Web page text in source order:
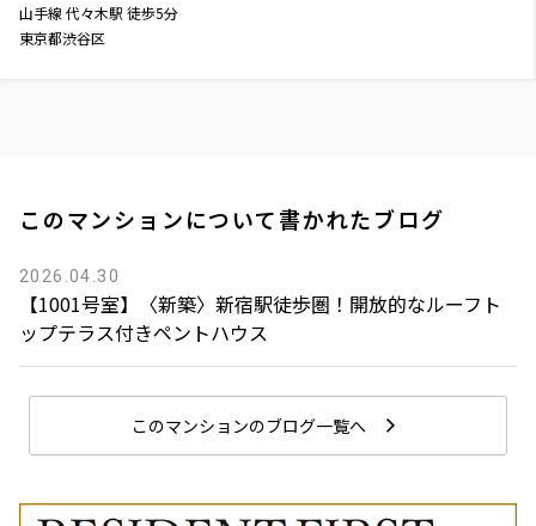
山手線 代々木駅 徒歩5分
東京都渋谷区
このマンションについて書かれたブログ
2026.04.30
【1001号室】〈新築〉新宿駅徒歩圏！開放的なルーフト
ップテラス付きペントハウス
このマンションのブログ一覧へ